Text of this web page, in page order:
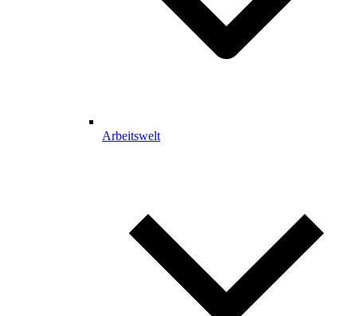
Arbeitswelt